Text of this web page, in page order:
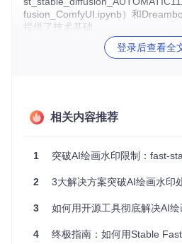
fusion_ComfyUI.ipynb）和
提供了技术基础。
首先确保项目环境已正确配置，关
mbooth目录中，核心文件为det.py
2.2 执行检测命令
使用简化参数运行检测脚本，只需
登录后查看全
相关内容推荐
1 突破AI绘画水印限制：fast-stable-diffusion的3大
2 3大解决方案突破AI绘画水印处理难
3 如何用开源工具彻底解决AI绘画水
4 终极指南：如何用Stable